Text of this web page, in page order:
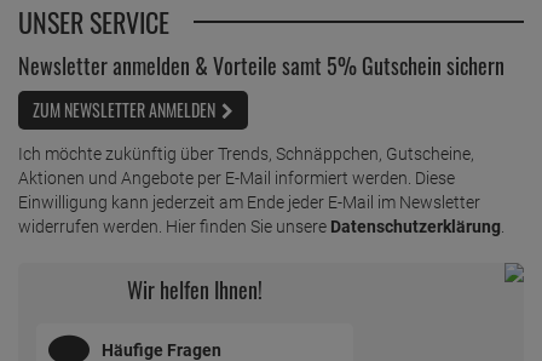
UNSER SERVICE
Newsletter anmelden & Vorteile samt 5% Gutschein sichern
ZUM NEWSLETTER ANMELDEN
Ich möchte zukünftig über Trends, Schnäppchen, Gutscheine,
Aktionen und Angebote per E-Mail informiert werden. Diese
Einwilligung kann jederzeit am Ende jeder E-Mail im Newsletter
widerrufen werden. Hier finden Sie unsere Datenschutzerklärung
Wir helfen Ihnen!
Häufige Fragen